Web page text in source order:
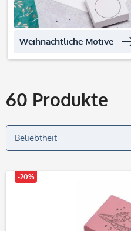
Weihnachtliche Motive
60 Produkte
-20%